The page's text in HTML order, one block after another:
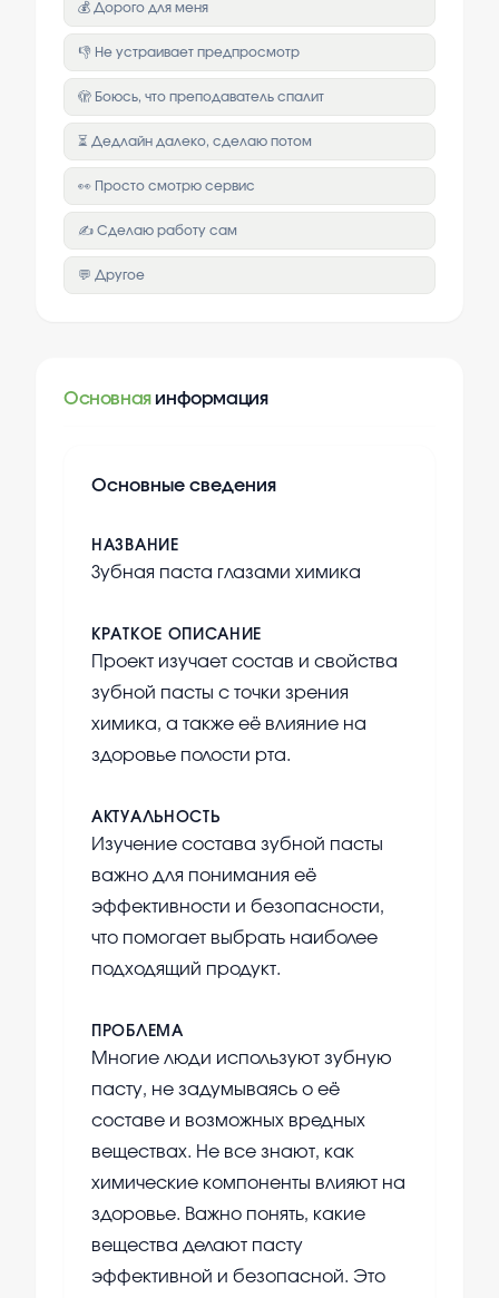
💰 Дорого для меня
👎 Не устраивает предпросмотр
🫣 Боюсь, что преподаватель спалит
⏳ Дедлайн далеко, сделаю потом
👀 Просто смотрю сервис
✍️ Сделаю работу сам
💬 Другое
Основная информация
Основные сведения
НАЗВАНИЕ
Зубная паста глазами химика
КРАТКОЕ ОПИСАНИЕ
Проект изучает состав и свойства
зубной пасты с точки зрения
химика, а также её влияние на
здоровье полости рта.
АКТУАЛЬНОСТЬ
Изучение состава зубной пасты
важно для понимания её
эффективности и безопасности,
что помогает выбрать наиболее
подходящий продукт.
ПРОБЛЕМА
Многие люди используют зубную
пасту, не задумываясь о её
составе и возможных вредных
веществах. Не все знают, как
химические компоненты влияют на
здоровье. Важно понять, какие
вещества делают пасту
эффективной и безопасной. Это